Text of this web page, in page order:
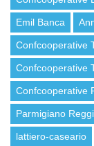
Emil Banca
Confcooperative
Confcooperative
Confcooperative
Parmigiano
lattiero-caseario